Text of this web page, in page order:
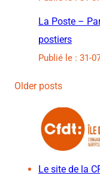
La Poste –
postiers
Publié le : 31-
Older posts
Le site de la